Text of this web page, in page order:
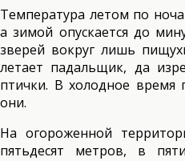
Температура летом по
а зимой опускается до
зверей вокруг лишь
летает падальщик, да
птички. В холодное время
они.
На огороженной
пятьдесят метров, в